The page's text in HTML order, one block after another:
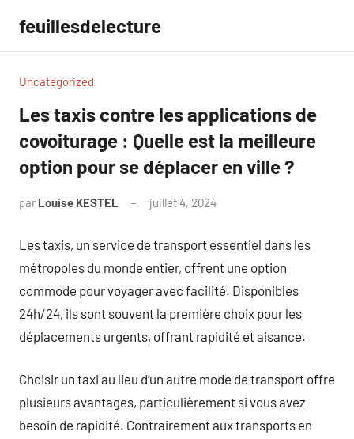
contenu
feuillesdelecture
Uncategorized
Les taxis contre les applications de
covoiturage : Quelle est la meilleure
option pour se déplacer en ville ?
par Louise KESTEL juillet 4, 2024
Les taxis, un service de transport essentiel dans les
métropoles du monde entier, offrent une option
commode pour voyager avec facilité. Disponibles
24h/24, ils sont souvent la première choix pour les
déplacements urgents, offrant rapidité et aisance.
Choisir un taxi au lieu d’un autre mode de transport offre
plusieurs avantages, particulièrement si vous avez
besoin de rapidité. Contrairement aux transports en